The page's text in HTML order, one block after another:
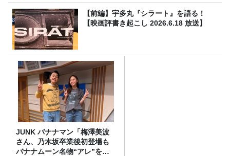
【前編】宇多丸『シラート』を語る！
【映画評書き起こし 2026.6.18 放送】
JUNK バナナマン「梅澤美波
さん、乃木坂卒業後初登場も
バナナムーン名物“アレ”を喰